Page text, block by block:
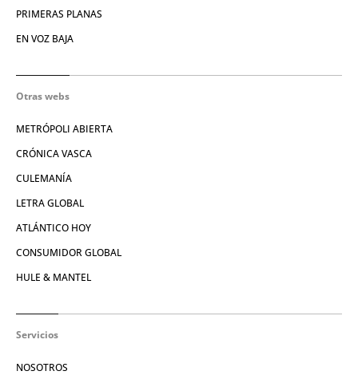
PRIMERAS PLANAS
EN VOZ BAJA
Otras webs
METRÓPOLI ABIERTA
CRÓNICA VASCA
CULEMANÍA
LETRA GLOBAL
ATLÁNTICO HOY
CONSUMIDOR GLOBAL
HULE & MANTEL
Servicios
NOSOTROS